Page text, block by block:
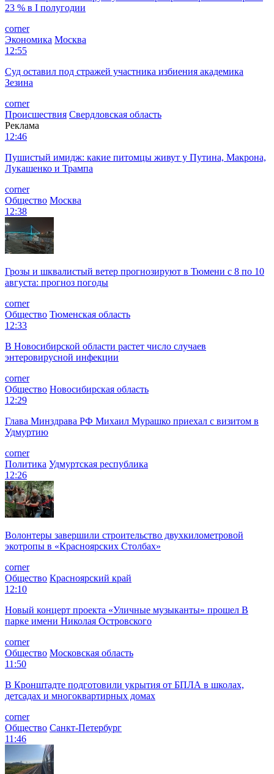
23 % в I полугодии
corner
Экономика Москва
12:55
Суд оставил под стражей участника избиения академика
Зезина
corner
Происшествия Свердловская область
Реклама
12:46
Пушистый имидж: какие питомцы живут у Путина, Макрона,
Лукашенко и Трампа
corner
Общество Москва
12:38
Грозы и шквалистый ветер прогнозируют в Тюмени с 8 по 10
августа: прогноз погоды
corner
Общество Тюменская область
12:33
В Новосибирской области растет число случаев
энтеровирусной инфекции
corner
Общество Новосибирская область
12:29
Глава Минздрава РФ Михаил Мурашко приехал с визитом в
Удмуртию
corner
Политика Удмуртская республика
12:26
Волонтеры завершили строительство двухкилометровой
экотропы в «Красноярских Столбах»
corner
Общество Красноярский край
12:10
Новый концерт проекта «Уличные музыканты» прошел В
парке имени Николая Островского
corner
Общество Московская область
11:50
В Кронштадте подготовили укрытия от БПЛА в школах,
детсадах и многоквартирных домах
corner
Общество Санкт-Петербург
11:46